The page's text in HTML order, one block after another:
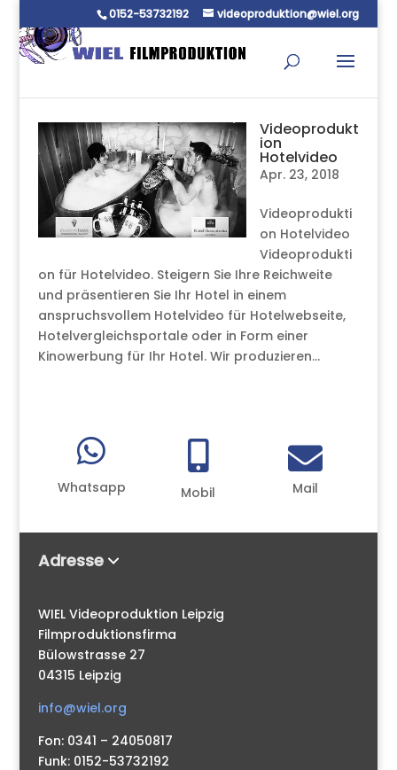
0152-53732192 videoproduktion@wiel.org
Videoprodukt
ion
Hotelvideo
Apr. 23, 2018
Videoprodukti
on Hotelvideo
Videoprodukti
on für Hotelvideo. Steigern Sie Ihre Reichweite
und präsentieren Sie Ihr Hotel in einem
anspruchsvollem Hotelvideo für Hotelwebseite,
Hotelvergleichsportale oder in Form einer
Kinowerbung für Ihr Hotel. Wir produzieren...

Whatsapp

Mobil

Mail
Adresse
WIEL Videoproduktion Leipzig
Filmproduktionsfirma
Bülowstrasse 27
04315 Leipzig
info@wiel.org
Fon: 0341 – 24050817
Funk: 0152-53732192